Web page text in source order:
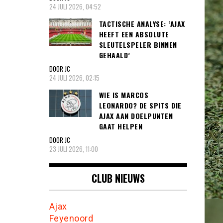
24 JULI 2026, 04:52
TACTISCHE ANALYSE: ‘AJAX
HEEFT EEN ABSOLUTE
SLEUTELSPELER BINNEN
GEHAALD’
DOOR JC
24 JULI 2026, 02:15
WIE IS MARCOS
LEONARDO? DE SPITS DIE
AJAX AAN DOELPUNTEN
GAAT HELPEN
DOOR JC
23 JULI 2026, 11:00
CLUB NIEUWS
Ajax
Feyenoord